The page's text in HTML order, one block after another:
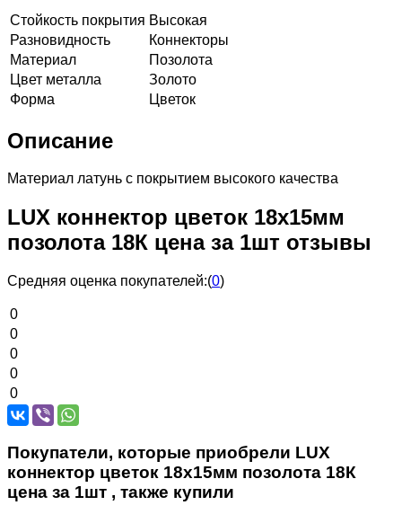
Стойкость покрытия Высокая
Разновидность
Коннекторы
Материал
Позолота
Цвет металла
Золото
Форма
Цветок
Описание
Материал латунь с покрытием высокого качества
LUX коннектор цветок 18х15мм
позолота 18К цена за 1шт отзывы
Средняя оценка покупателей:(0)
0
0
0
0
0
Покупатели, которые приобрели LUX
коннектор цветок 18х15мм позолота 18К
цена за 1шт , также купили